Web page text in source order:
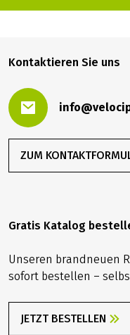
Kontaktieren Sie uns
ZUM
Gratis Katalog
Unseren brandneuen
sofort bestellen –
JETZT BESTELLEN